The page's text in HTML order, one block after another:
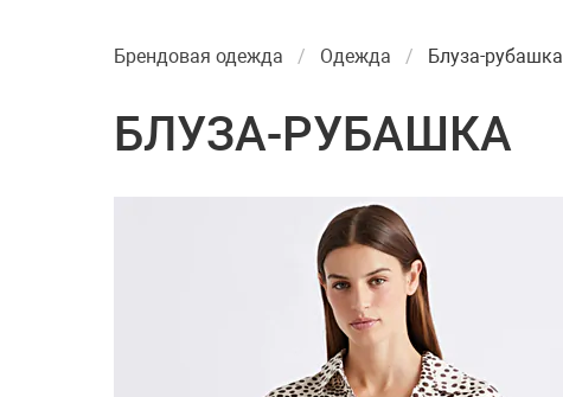
Брендовая одежда Одежда Блуза-рубашка
БЛУЗА-РУБАШКА